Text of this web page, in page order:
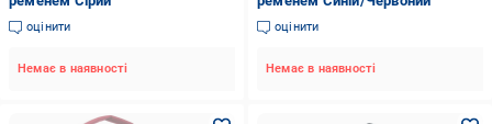
оцінити
Немає в наявності
оцінити
Немає в наявності